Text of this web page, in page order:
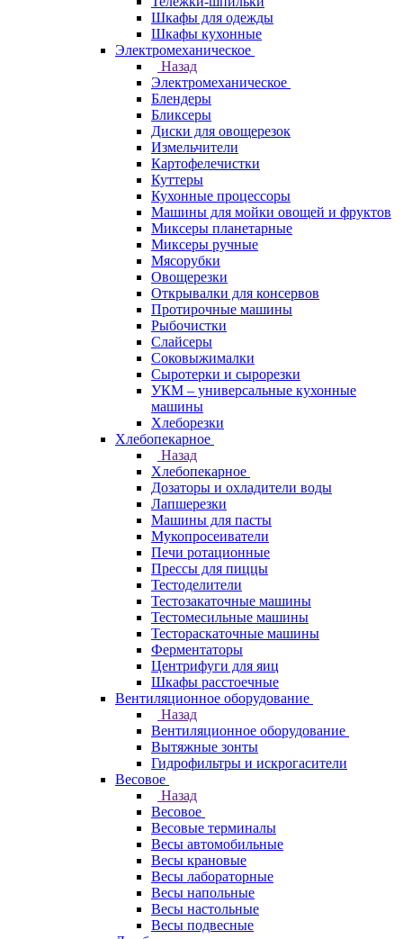
Шкафы для одежды
Шкафы кухонные
Электромеханическое
Назад
Электромеханическое
Блендеры
Бликсеры
Диски для овощерезок
Измельчители
Картофелечистки
Куттеры
Кухонные процессоры
Машины для мойки овощей и фруктов
Миксеры планетарные
Миксеры ручные
Мясорубки
Овощерезки
Открывалки для консервов
Протирочные машины
Рыбочистки
Слайсеры
Соковыжималки
Сыротерки и сырорезки
УКМ – универсальные кухонные
машины
Хлеборезки
Хлебопекарное
Назад
Хлебопекарное
Дозаторы и охладители воды
Лапшерезки
Машины для пасты
Мукопросеиватели
Печи ротационные
Прессы для пиццы
Тестоделители
Тестозакаточные машины
Тестомесильные машины
Тестораскаточные машины
Ферментаторы
Центрифуги для яиц
Шкафы расстоечные
Вентиляционное оборудование
Назад
Вентиляционное оборудование
Вытяжные зонты
Гидрофильтры и искрогасители
Весовое
Назад
Весовое
Весовые терминалы
Весы автомобильные
Весы крановые
Весы лабораторные
Весы напольные
Весы настольные
Весы подвесные